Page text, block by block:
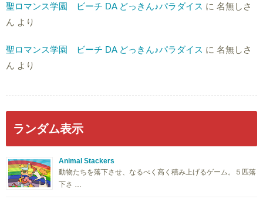
聖ロマンス学園 ビーチ DA どっきん♪パラダイス に 名無しさ
ん より
聖ロマンス学園 ビーチ DA どっきん♪パラダイス に 名無しさ
ん より
ランダム表示
Animal Stackers
動物たちを落下させ、なるべく高く積み上げるゲーム。５匹落
下さ …